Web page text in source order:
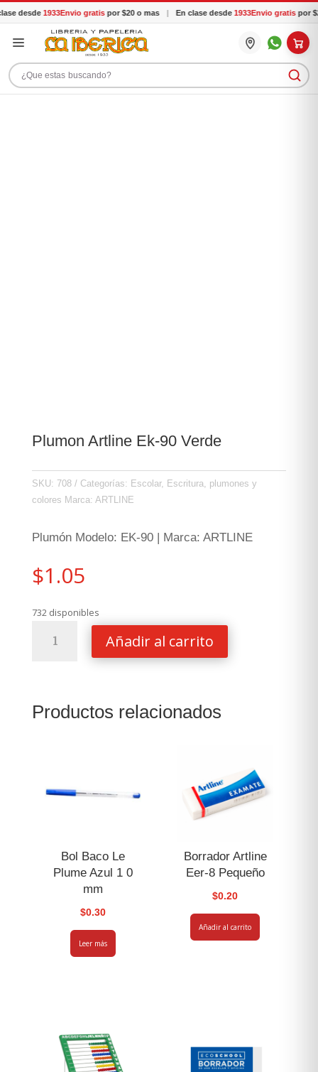
desde1933Envio gratispor $20 o mas En clase desde1933Envio gratispor
Buscar productos
Plumon Artline Ek-90 Verde
SKU: 708 Categorías: Escolar, Escritura, plumones y
colores Marca: ARTLINE
Plumón Modelo: EK-90 | Marca: ARTLINE
$1.05
732 disponibles
Artline
cantidad
Añadir al carrito
Productos relacionados
Bol Baco Le
Plume Azul 1 0
mm
$0.30
Leer más
Borrador Artline
Eer-8 Pequeño
$0.20
Añadir al carrito